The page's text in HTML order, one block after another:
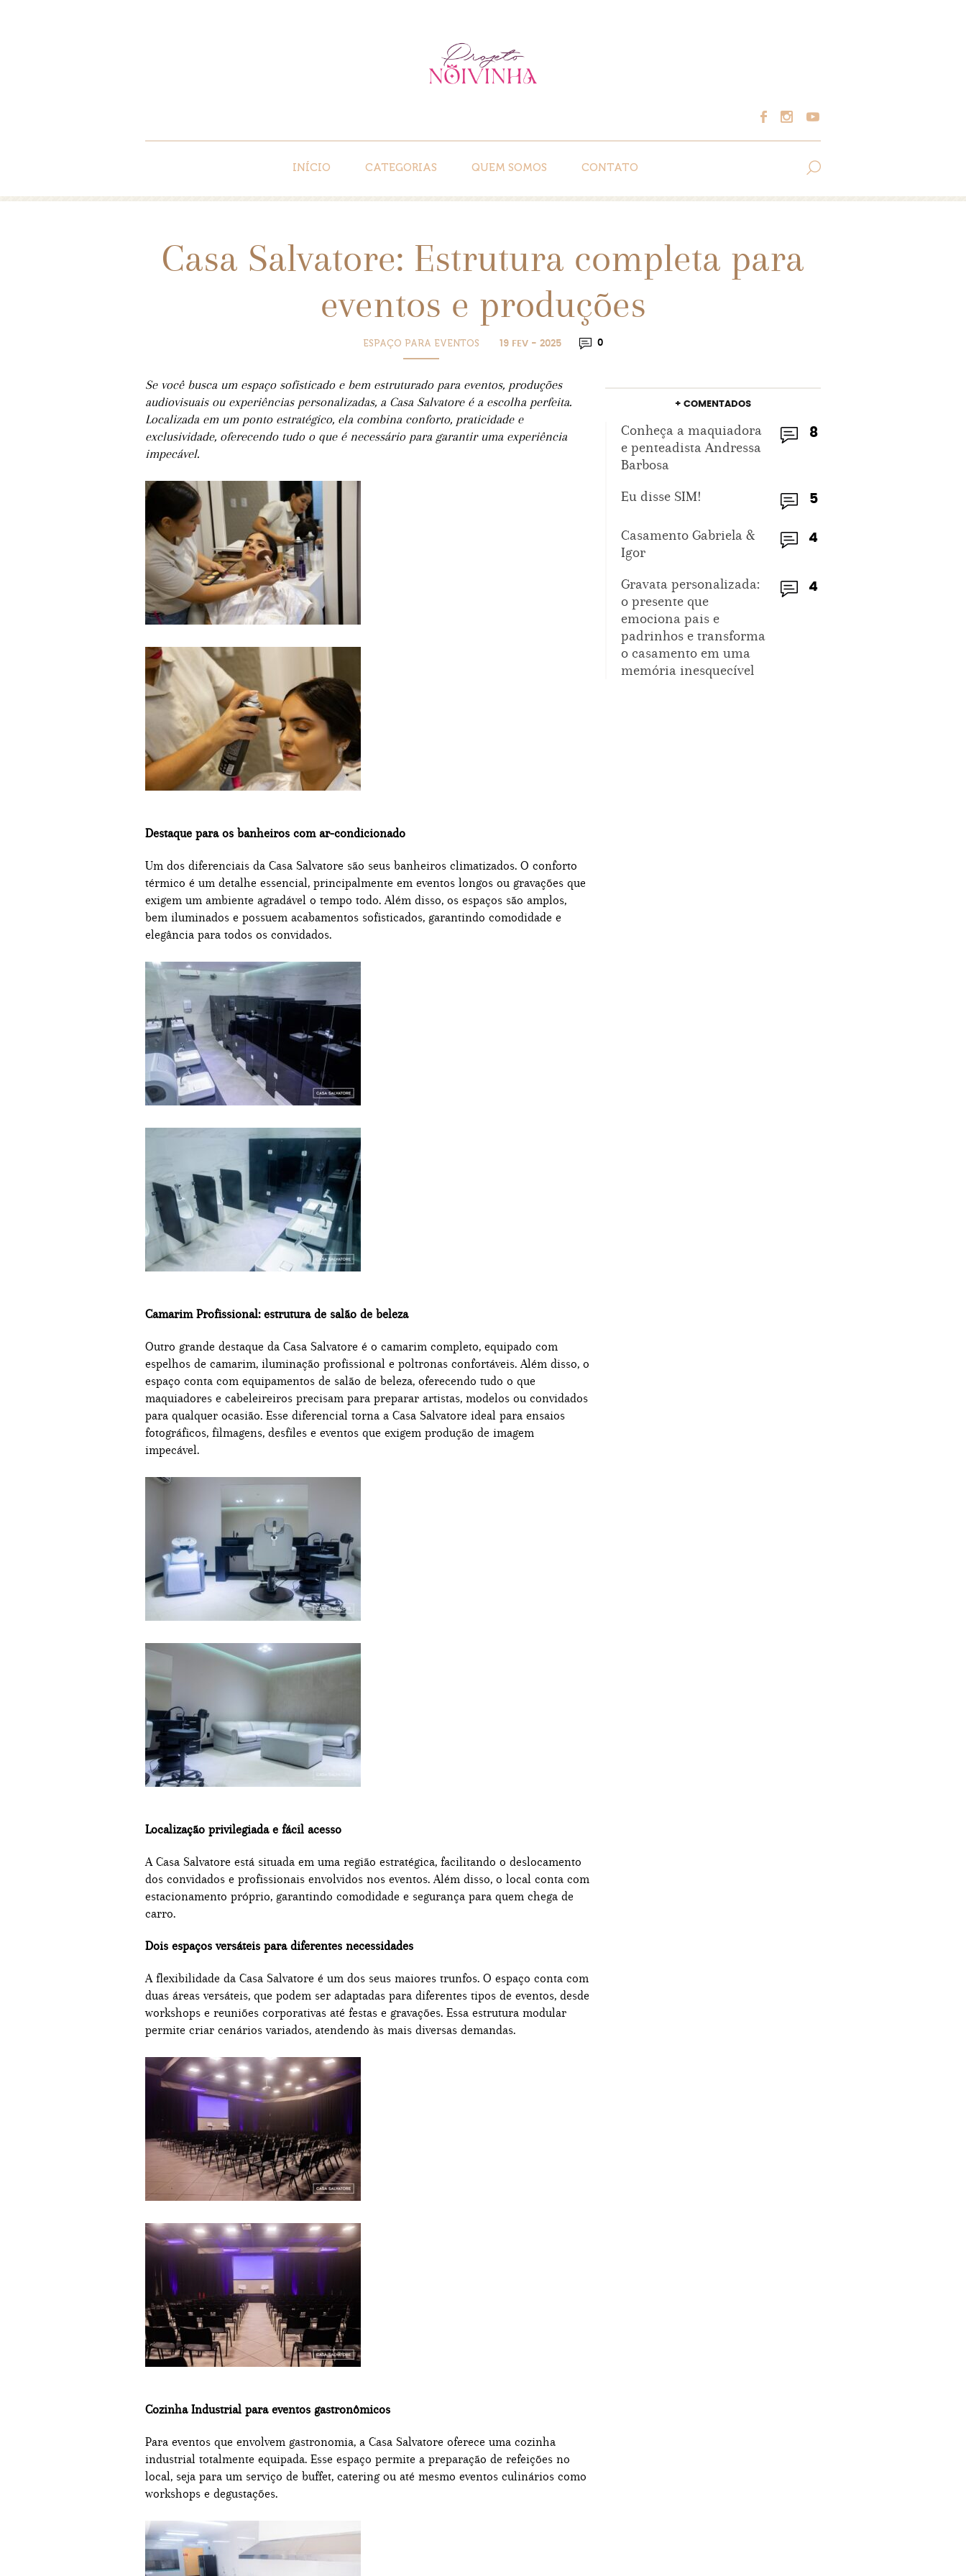
INÍCIO CATEGORIAS QUEM SOMOS CONTATO
Casa Salvatore: Estrutura completa para
eventos e produções
ESPAÇO PARA EVENTOS 19 FEV - 2025 0
Se você busca um espaço sofisticado e bem estruturado para eventos, produções
audiovisuais ou experiências personalizadas, a Casa Salvatore é a escolha perfeita.
Localizada em um ponto estratégico, ela combina conforto, praticidade e
exclusividade, oferecendo tudo o que é necessário para garantir uma experiência
impecável.
Destaque para os banheiros com ar-condicionado
Um dos diferenciais da Casa Salvatore são seus banheiros climatizados. O conforto
térmico é um detalhe essencial, principalmente em eventos longos ou gravações que
exigem um ambiente agradável o tempo todo. Além disso, os espaços são amplos,
bem iluminados e possuem acabamentos sofisticados, garantindo comodidade e
elegância para todos os convidados.
Camarim Profissional: estrutura de salão de beleza
Outro grande destaque da Casa Salvatore é o camarim completo, equipado com
espelhos de camarim, iluminação profissional e poltronas confortáveis. Além disso, o
espaço conta com equipamentos de salão de beleza, oferecendo tudo o que
maquiadores e cabeleireiros precisam para preparar artistas, modelos ou convidados
para qualquer ocasião. Esse diferencial torna a Casa Salvatore ideal para ensaios
fotográficos, filmagens, desfiles e eventos que exigem produção de imagem
impecável.
Localização privilegiada e fácil acesso
A Casa Salvatore está situada em uma região estratégica, facilitando o deslocamento
dos convidados e profissionais envolvidos nos eventos. Além disso, o local conta com
estacionamento próprio, garantindo comodidade e segurança para quem chega de
carro.
Dois espaços versáteis para diferentes necessidades
A flexibilidade da Casa Salvatore é um dos seus maiores trunfos. O espaço conta com
duas áreas versáteis, que podem ser adaptadas para diferentes tipos de eventos, desde
workshops e reuniões corporativas até festas e gravações. Essa estrutura modular
permite criar cenários variados, atendendo às mais diversas demandas.
Cozinha Industrial para eventos gastronômicos
Para eventos que envolvem gastronomia, a Casa Salvatore oferece uma cozinha
industrial totalmente equipada. Esse espaço permite a preparação de refeições no
local, seja para um serviço de buffet, catering ou até mesmo eventos culinários como
workshops e degustações.
+ COMENTADOS
8
Conheça a maquiadora
e penteadista Andressa
Barbosa
5
Eu disse SIM!
4
Casamento Gabriela &
Igor
4
Gravata personalizada:
o presente que
emociona pais e
padrinhos e transforma
o casamento em uma
memória inesquecível